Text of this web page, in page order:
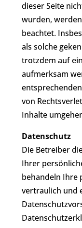
dieser Seite
wurden,
beachtet.
als solche
trotzdem auf
aufmerksam
von
Inhalte
Datenschutz
Die Betreiber
Ihrer
behandeln Ihre
vertraulich und